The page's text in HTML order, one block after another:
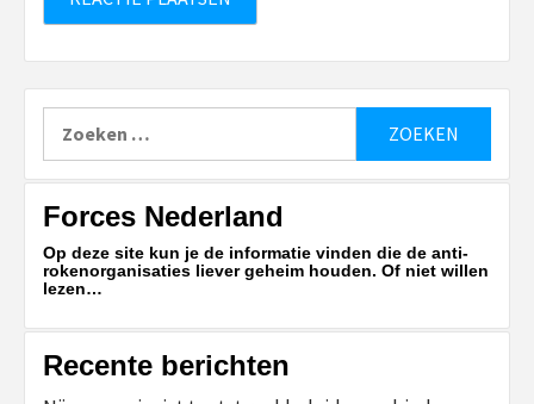
naar:
Forces Nederland
Op deze site kun je de informatie vinden die de anti-
rokenorganisaties liever geheim houden. Of niet willen
lezen…
Recente berichten